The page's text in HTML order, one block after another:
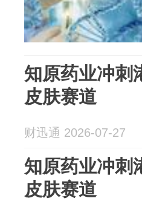
知原药业冲刺
皮肤赛道
财迅通 2026-07-27
知原药业冲刺
皮肤赛道